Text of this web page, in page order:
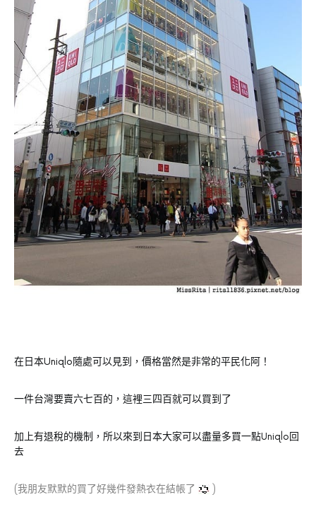
在日本Uniqlo隨處可以見到，價格當然是非常的平民化阿！
一件台灣要賣六七百的，這裡三四百就可以買到了
加上有退稅的機制，所以來到日本大家可以盡量多買一點Uniqlo回
去
(我朋友默默的買了好幾件發熱衣在結帳了 )